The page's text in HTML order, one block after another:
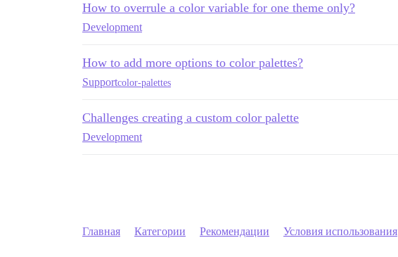
How to overrule a color variable for one theme only?
Development
How to add more options to color palettes?
Supportcolor-palettes
Challenges creating a custom color palette
Development
Главная Категории Рекомендации Условия использования